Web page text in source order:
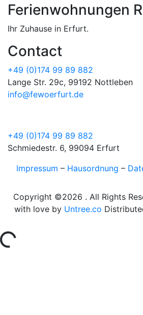
Ferienwohnungen
Ihr Zuhause in Erfurt.
Contact
+49 (0)174 99 89 882
Lange Str. 29c, 99192 Nottleben
info@fewoerfurt.de
+49 (0)174 99 89 882
Schmiedestr. 6, 99094 Erfurt
Impressum – Hausordnung –
Copyright ©2026 . All Rights
with love by Untree.co